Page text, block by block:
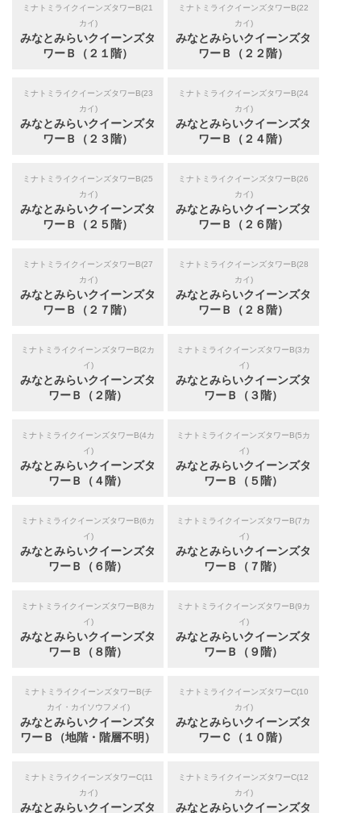
ミナトミライクイーンズタワーB(21
カイ)
みなとみらいクイーンズタ
ワーＢ（２１階）
ミナトミライクイーンズタワーB(22
カイ)
みなとみらいクイーンズタ
ワーＢ（２２階）
ミナトミライクイーンズタワーB(23
カイ)
みなとみらいクイーンズタ
ワーＢ（２３階）
ミナトミライクイーンズタワーB(24
カイ)
みなとみらいクイーンズタ
ワーＢ（２４階）
ミナトミライクイーンズタワーB(25
カイ)
みなとみらいクイーンズタ
ワーＢ（２５階）
ミナトミライクイーンズタワーB(26
カイ)
みなとみらいクイーンズタ
ワーＢ（２６階）
ミナトミライクイーンズタワーB(27
カイ)
みなとみらいクイーンズタ
ワーＢ（２７階）
ミナトミライクイーンズタワーB(28
カイ)
みなとみらいクイーンズタ
ワーＢ（２８階）
ミナトミライクイーンズタワーB(2カ
イ)
みなとみらいクイーンズタ
ワーＢ（２階）
ミナトミライクイーンズタワーB(3カ
イ)
みなとみらいクイーンズタ
ワーＢ（３階）
ミナトミライクイーンズタワーB(4カ
イ)
みなとみらいクイーンズタ
ワーＢ（４階）
ミナトミライクイーンズタワーB(5カ
イ)
みなとみらいクイーンズタ
ワーＢ（５階）
ミナトミライクイーンズタワーB(6カ
イ)
みなとみらいクイーンズタ
ワーＢ（６階）
ミナトミライクイーンズタワーB(7カ
イ)
みなとみらいクイーンズタ
ワーＢ（７階）
ミナトミライクイーンズタワーB(8カ
イ)
みなとみらいクイーンズタ
ワーＢ（８階）
ミナトミライクイーンズタワーB(9カ
イ)
みなとみらいクイーンズタ
ワーＢ（９階）
ミナトミライクイーンズタワーB(チ
カイ・カイソウフメイ)
みなとみらいクイーンズタ
ワーＢ（地階・階層不明）
ミナトミライクイーンズタワーC(10
カイ)
みなとみらいクイーンズタ
ワーＣ（１０階）
ミナトミライクイーンズタワーC(11
カイ)
みなとみらいクイーンズタ
ミナトミライクイーンズタワーC(12
カイ)
みなとみらいクイーンズタ